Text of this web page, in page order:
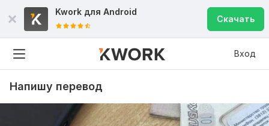
Kwork для Android
Скачать
Вход
Напишу перевод